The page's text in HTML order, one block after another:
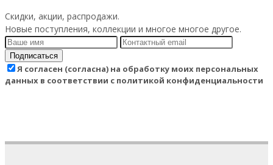
Скидки, акции, распродажи.
Новые поступления, коллекции и многое многое другое.
Подписаться
Я согласен (согласна) на обработку моих персональных
данных в соответствии с политикой конфиденциальности